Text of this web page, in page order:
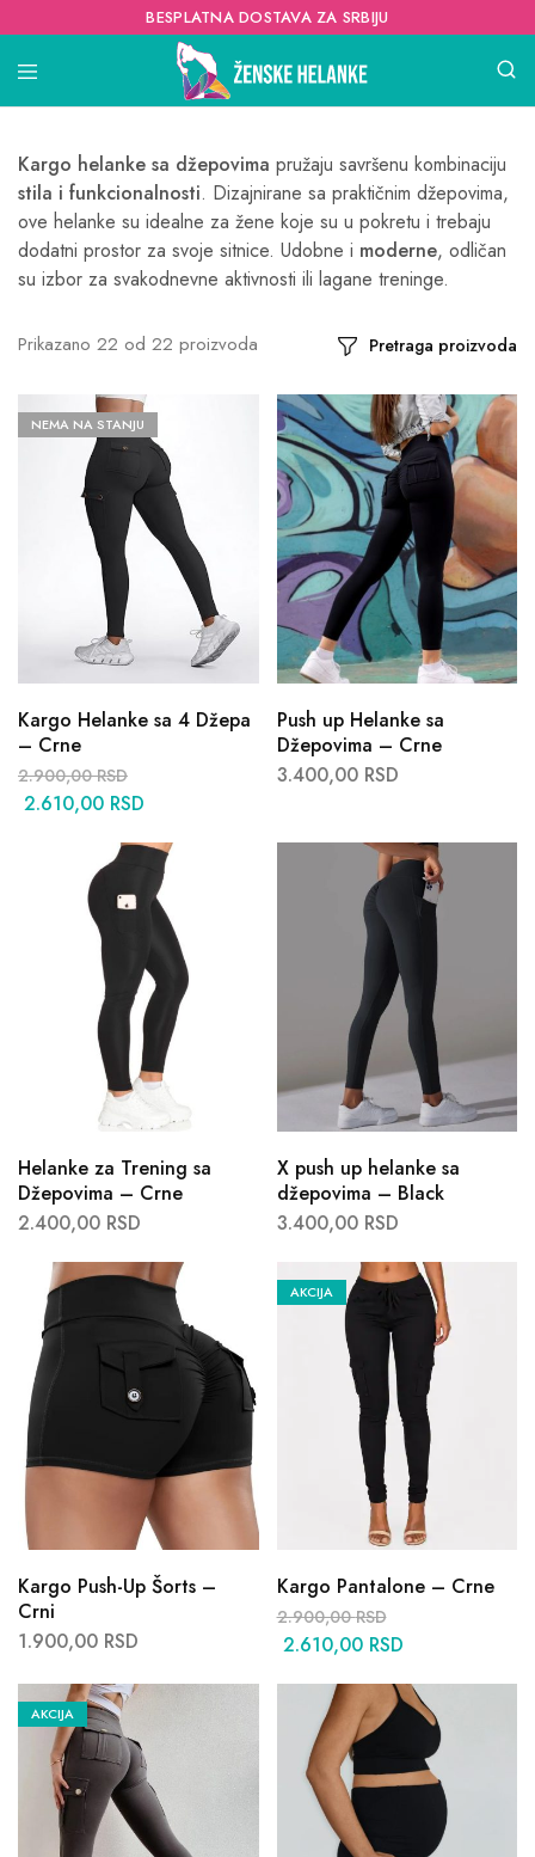
BESPLATNA DOSTAVA ZA SRBIJU
Kargo helanke sa džepovima pružaju savršenu kombinaciju
stila i funkcionalnosti. Dizajnirane sa praktičnim džepovima,
ove helanke su idealne za žene koje su u pokretu i trebaju
dodatni prostor za svoje sitnice. Udobne i moderne, odličan
su izbor za svakodnevne aktivnosti ili lagane treninge.
Prikazano 22 od 22 proizvoda Pretraga proizvoda
NEMA NA STANJU
Kargo Helanke sa 4 Džepa
– Crne
2.900,00RSD
2.610,00 RSD
Push up Helanke sa
Džepovima – Crne
3.400,00 RSD
Helanke za Trening sa
Džepovima – Crne
2.400,00 RSD
X push up helanke sa
džepovima – Black
3.400,00 RSD
Kargo Push-Up Šorts –
Crni
1.900,00 RSD
AKCIJA
Kargo Pantalone – Crne
2.900,00RSD
2.610,00 RSD
AKCIJA